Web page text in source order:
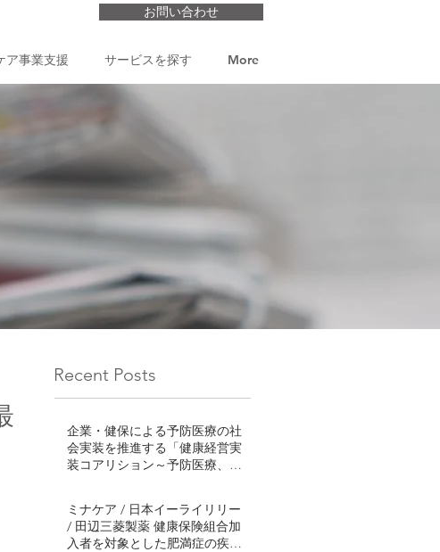
お問い合わせ
ア事業支援 サービスを探す More
Recent Posts
企業・健保による予防医療の社
会実装を推進する「健康経営実
装コアリション～予防医療、肥
ミナケア / 日本イーライリリー
/ 田辺三菱製薬 健康保険組合加
入者を対象とした肥満症の疾患